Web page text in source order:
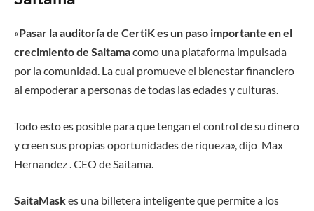
«Pasar la auditoría de CertiK es un paso importante en el
crecimiento de Saitamacomo una plataforma impulsada
por la comunidad. La cual promueve el bienestar financiero
al empoderar a personas de todas las edades y culturas.
Todo esto es posible para que tengan el control de su dinero
y creen sus propias oportunidades de riqueza», dijo Max
Hernandez . CEO de Saitama.
SaitaMaskes una billetera inteligente que permite a los